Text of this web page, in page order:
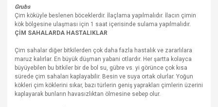
Grubs
Çim köküyle beslenen böceklerdir. İlaçlama yapılmalıdır. İlacın çimin
kök bölgesine ulaşması için 1 saat içerisinde sulama yapılmalıdır.
ÇİM SAHALARDA HASTALIKLAR
Çim sahalar diğer bitkilerden çok daha fazla hastalık ve zararlılara
maruz kalırlar. En büyük düşman yabani otlardır. Her şartta kolayca
büyüyebilen bu bitkiler bir de bol su, gübre vs. yi görünce çok kısa
sürede çim sahaları kaplayabilir. Besin ve suya ortak olurlar. Yoğun
kökleri çim köklerini sıkar, bazı türlerin geniş yaprakları çimlerin üzerini
kaplayarak bunların havasızlıktan ölmesine sebep olur.